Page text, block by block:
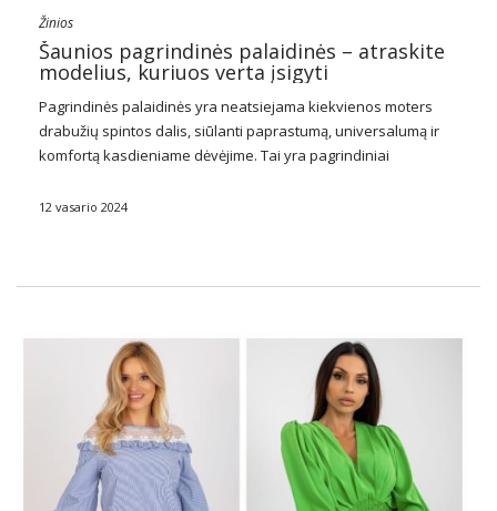
Žinios
Šaunios pagrindinės palaidinės – atraskite
modelius, kuriuos verta įsigyti
Pagrindinės palaidinės yra neatsiejama kiekvienos moters
drabužių spintos dalis, siūlanti paprastumą, universalumą ir
komfortą kasdieniame dėvėjime. Tai yra pagrindiniai
švarkų, sukuriant įvairią išvaizdą įvairioms progoms.
12 vasario 2024